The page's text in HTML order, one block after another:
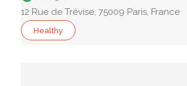
12 Rue de Trévise, 75009 Paris, France
Healthy